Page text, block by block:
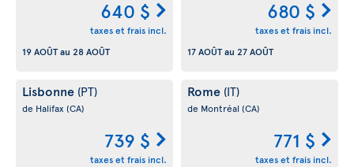
640 $
taxes et frais incl.
19 AOÛTau 28 AOÛT
680 $
taxes et frais incl.
17 AOÛTau 27 AOÛT
Lisbonne (PT)
de Halifax (CA)
739 $
taxes et frais incl.
Rome (IT)
de Montréal (CA)
771 $
taxes et frais incl.